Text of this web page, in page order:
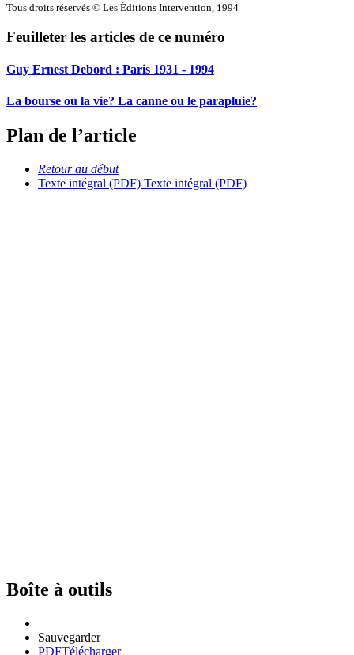
Tous droits réservés © Les Éditions Intervention, 1994
Feuilleter les articles de ce numéro
Guy Ernest Debord : Paris 1931 - 1994
La bourse ou la vie? La canne ou le parapluie?
Plan de l’article
Retour au début
Texte intégral (PDF) Texte intégral (PDF)
Boîte à outils
Sauvegarder
PDFTélécharger